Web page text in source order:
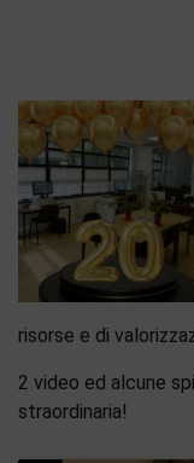
risorse e di
2 video ed alcune
straordinaria!